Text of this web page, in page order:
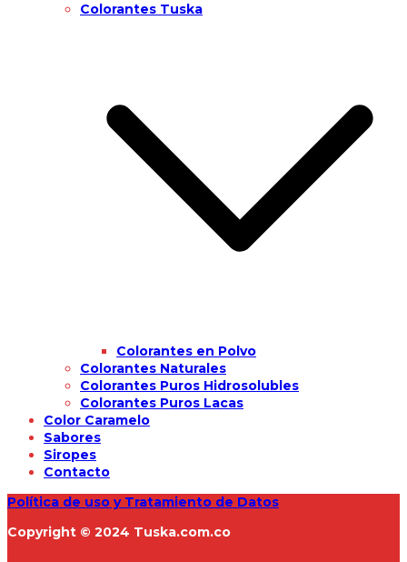
Colorantes Tuska
Colorantes en Polvo
Colorantes Naturales
Colorantes Puros Hidrosolubles
Colorantes Puros Lacas
Color Caramelo
Sabores
Siropes
Contacto
Política de uso y Tratamiento de Datos
Copyright © 2024 Tuska.com.co